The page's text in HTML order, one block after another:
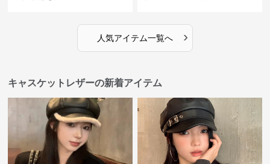
人気アイテム一覧へ ›
キャスケットレザーの新着アイテム